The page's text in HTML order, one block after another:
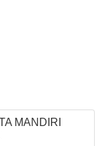
MANDIRI